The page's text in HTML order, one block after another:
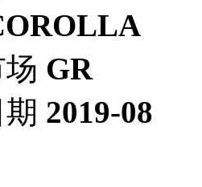
GR
2019-08